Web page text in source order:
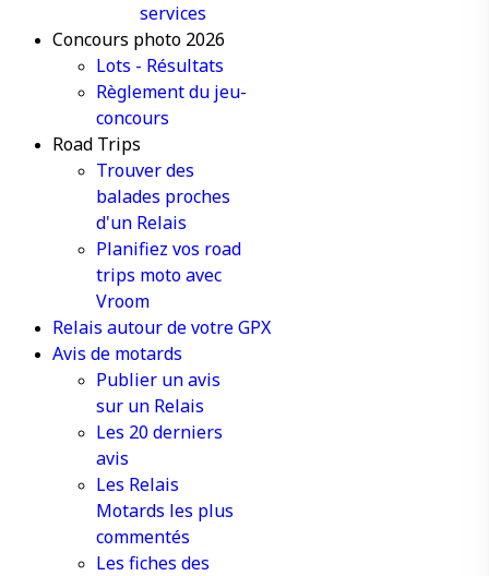
services
Concours photo 2026
Lots - Résultats
Règlement du jeu-
concours
Road Trips
Trouver des
balades proches
d'un Relais
Planifiez vos road
trips moto avec
Vroom
Relais autour de votre GPX
Avis de motards
Publier un avis
sur un Relais
Les 20 derniers
avis
Les Relais
Motards les plus
commentés
Les fiches des